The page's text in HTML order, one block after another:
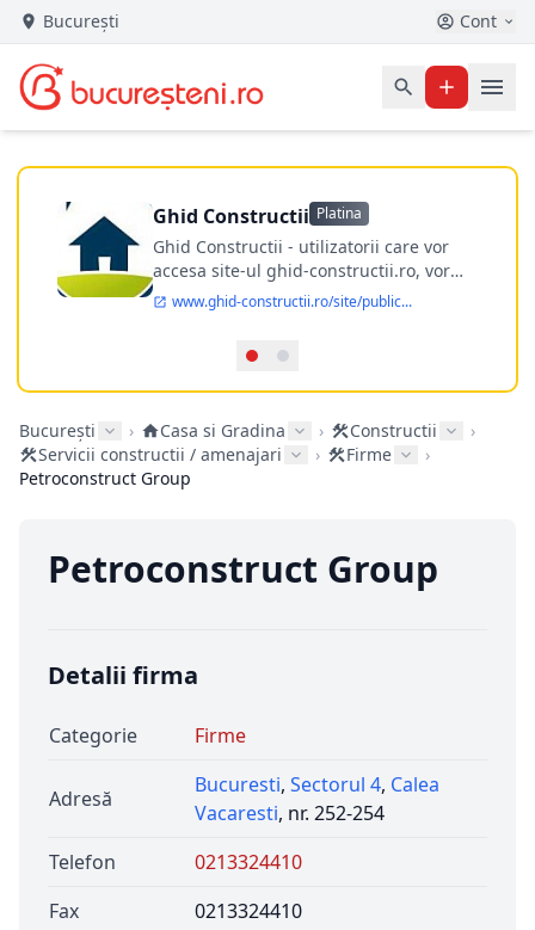
București Cont
Ghid Constructii Platina
Ghid Constructii - utilizatorii care vor
accesa site-ul ghid-constructii.ro, vor
putea afla datele de contact al firmelor
de constructii din Bucuresti si din toata
amenajarilor si constructiilor, articole cu
sfaturi de la Mesterul Casei.
www.ghid-constructii.ro/site/public...
București › Casa si Gradina › Constructii
›
Servicii constructii / amenajari
› Firme
›
Petroconstruct Group
Petroconstruct Group
Detalii firma
Categorie Firme
Adresă
Bucuresti, Sectorul 4, Calea
Vacaresti, nr. 252-254
Telefon
0213324410
Fax
0213324410